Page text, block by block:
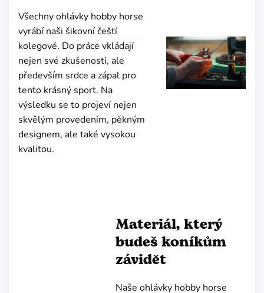
Všechny ohlávky hobby horse
vyrábí naši šikovní čeští
kolegové. Do práce vkládají
nejen své zkušenosti, ale
především srdce a zápal pro
tento krásný sport. Na
výsledku se to projeví nejen
skvělým provedením, pěkným
designem, ale také vysokou
kvalitou.
Materiál, který
budeš koníkům
závidět
Naše ohlávky hobby horse